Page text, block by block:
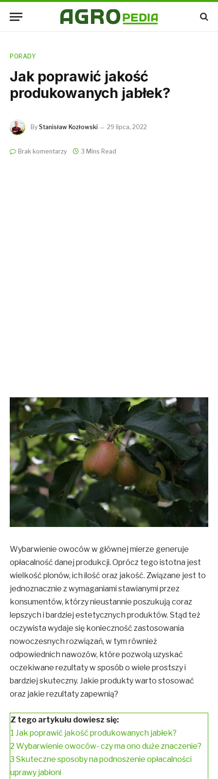
PORADY
Jak poprawić jakość
produkowanych jabłek?
By Stanisław Kozłowski 29 lipca, 2022
Brak komentarzy 3 Mins Read
Wybarwienie owoców w głównej mierze generuje
opłacalność danej produkcji. Oprócz tego istotna jest
wielkość plonów, ich ilość oraz jakość. Związane jest to
jednoznacznie z wymaganiami stawianymi przez
konsumentów, którzy nieustannie poszukują coraz
lepszych i bardziej estetycznych produktów. Stąd też
oczywista wydaje się konieczność zastosowania
nowoczesnych rozwiązań, w tym również
odpowiednich nawozów, które pozwolą uzyskać
oczekiwane rezultaty w sposób o wiele prostszy i
bardziej skuteczny. Jakie produkty warto stosować
oraz jakie rezultaty zapewnią?
Z tego artykułu dowiesz się:
1 Jak poprawić jakość produkowanych jabłek?
2 Wybarwienie owoców- czy ma ono duże znaczenie?
3 Skuteczne sposoby na podnoszenie opłacalności
uprawy jabłoni